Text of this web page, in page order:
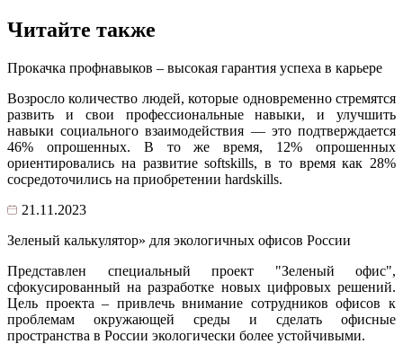
Читайте также
Прокачка профнавыков – высокая гарантия успеха в карьере
Возросло количество людей, которые одновременно стремятся
развить и свои профессиональные навыки, и улучшить
навыки социального взаимодействия — это подтверждается
46% опрошенных. В то же время, 12% опрошенных
ориентировались на развитие softskills, в то время как 28%
сосредоточились на приобретении hardskills.
21.11.2023
Зеленый калькулятор» для экологичных офисов России
Представлен специальный проект "Зеленый офис",
сфокусированный на разработке новых цифровых решений.
Цель проекта – привлечь внимание сотрудников офисов к
проблемам окружающей среды и сделать офисные
пространства в России экологически более устойчивыми.